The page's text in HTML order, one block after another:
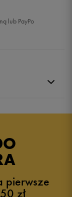
lub PayPo
pierwsze
zł